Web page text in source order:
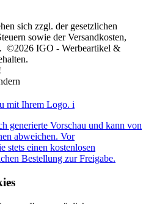
sich zzgl. der gesetzlichen
sowie der Versandkosten,
©2026 IGO - Werbeartikel &
mit Ihrem Logo. i
generierte Vorschau und kann von
abweichen. Vor
stets einen kostenlosen
Bestellung zur Freigabe.